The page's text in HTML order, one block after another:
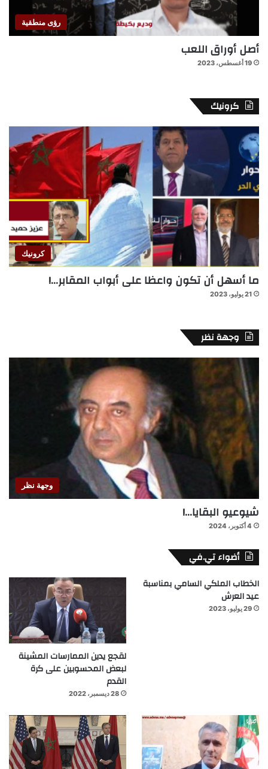
رؤى منطقية
أصل أوراق اللعب
19 أغسطس، 2023
كرونيك
كرونيك
ما أسهل أن تكون واعظا على أبواب المقابر…!
21 يوليو، 2023
وجهة نظر
وجهة نظر
شيوعيو البقايا…!
4 أكتوبر، 2024
أضواء تي.في
الخطاب الملكي السامي بمناسبة
عيد العرش
29 يوليو، 2023
لقجع يدين الممارسات المشينة
لبعض المحسوبين على كرة
القدم
28 ديسمبر، 2022